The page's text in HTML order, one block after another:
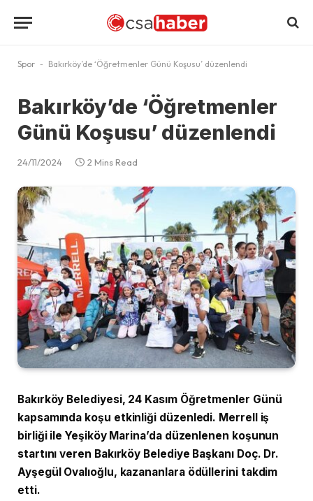
Spor - Bakırköy’de ‘Öğretmenler Günü Koşusu’ düzenlendi
Bakırköy’de ‘Öğretmenler
Günü Koşusu’ düzenlendi
24/11/2024 2 Mins Read
Bakırköy Belediyesi, 24 Kasım Öğretmenler Günü
kapsamında koşu etkinliği düzenledi. Merrell iş
birliği ile Yeşiköy Marina’da düzenlenen koşunun
startını veren Bakırköy Belediye Başkanı Doç. Dr.
Ayşegül Ovalıoğlu, kazananlara ödüllerini takdim
etti.